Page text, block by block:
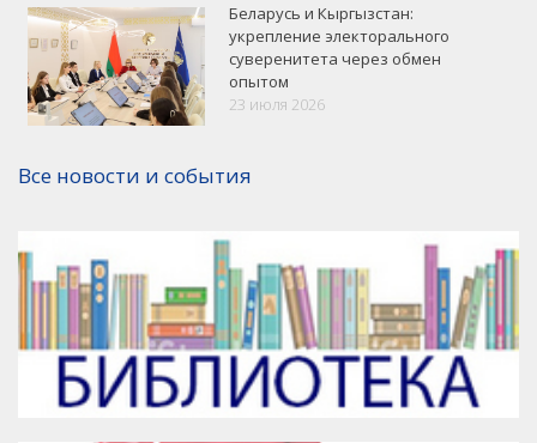
VK Google+ Facebook
Беларусь и Кыргызстан:
укрепление электорального
суверенитета через обмен
опытом
23 июля 2026
Все новости и события